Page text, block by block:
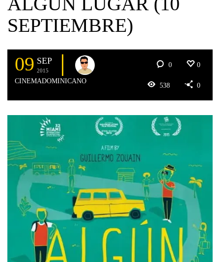
SEPTIEMBRE)
09 SEP
2015
CINEMADOMINICANO
0 0
538 0